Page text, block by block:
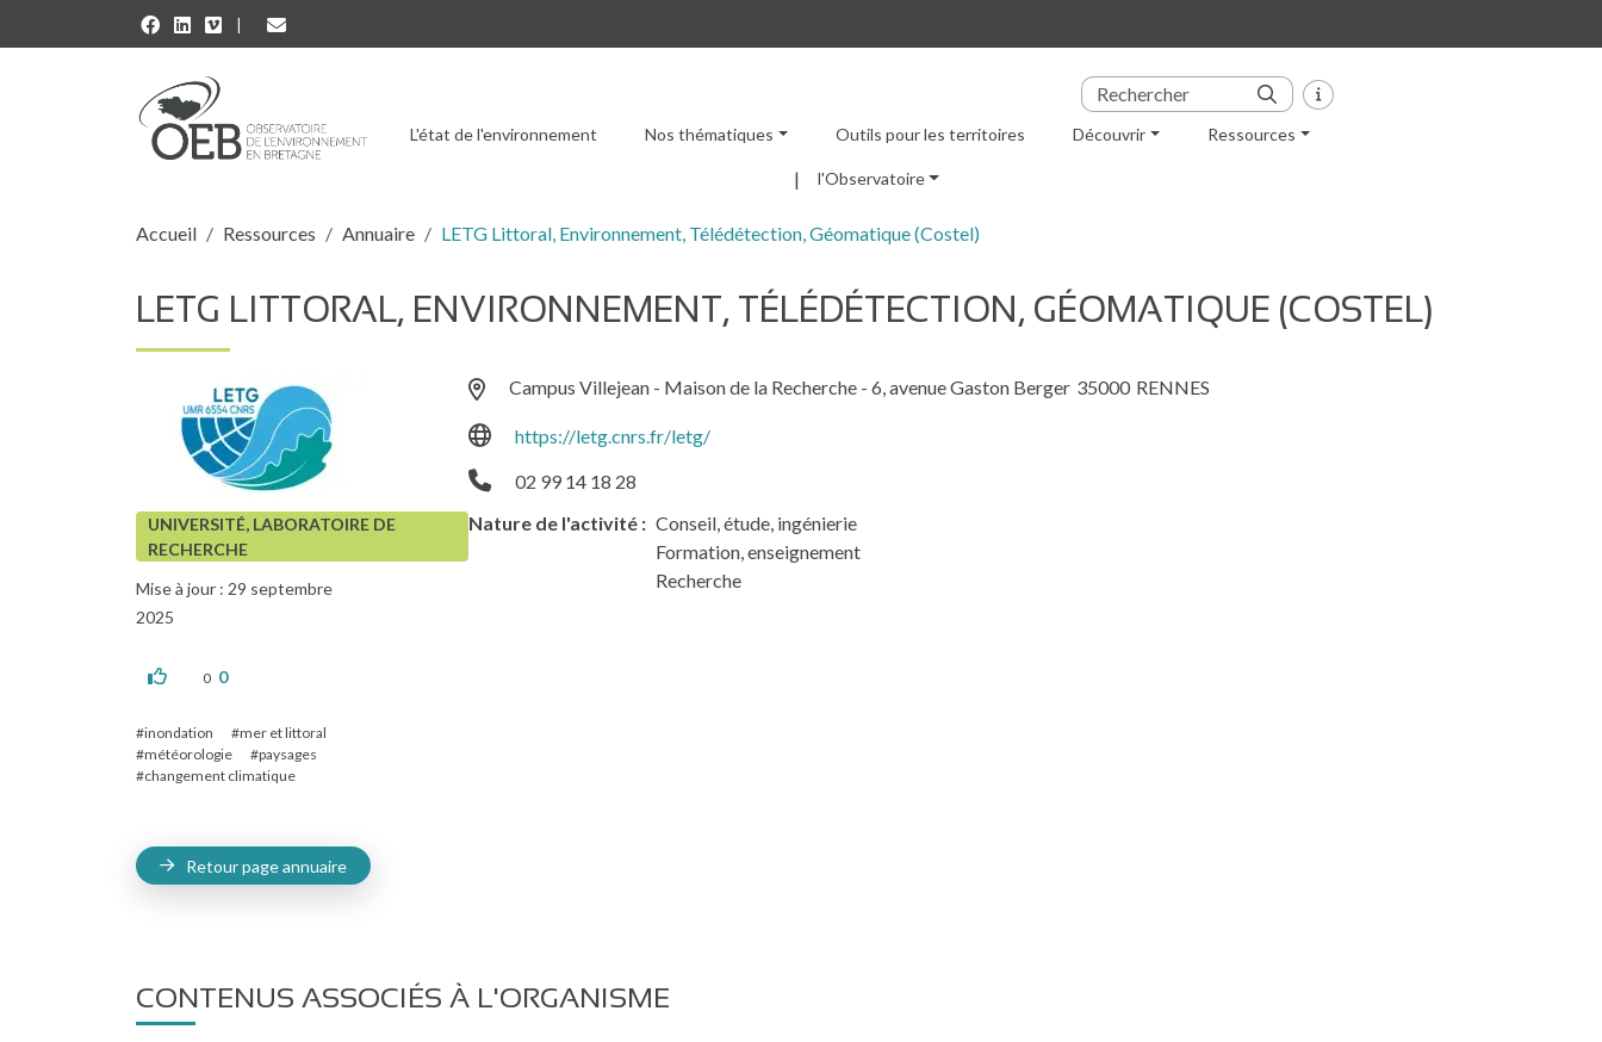
Aller au contenu principal
Menu principal
L'état de l'environnement Nos thématiques Outils pour les territoires Découvrir Ressources
l'Observatoire
Fil d'Ariane
Accueil Ressources Annuaire LETG Littoral, Environnement, Télédétection, Géomatique (Costel)
LETG LITTORAL, ENVIRONNEMENT, TÉLÉDÉTECTION, GÉOMATIQUE (COSTEL)
UNIVERSITÉ, LABORATOIRE DE
RECHERCHE
Mise à jour : 29 septembre
2025
0 0
inondation
mer et littoral
météorologie
paysages
changement climatique
Retour page annuaire
Campus Villejean - Maison de la Recherche - 6, avenue Gaston Berger 35000 RENNES
https://letg.cnrs.fr/letg/
02 99 14 18 28
Nature de l'activité
Conseil, étude, ingénierie
Formation, enseignement
Recherche
CONTENUS ASSOCIÉS À L'ORGANISME